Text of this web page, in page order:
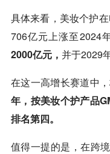
具体来看，美妆个护
706亿元上涨至2024
2000亿元， 并于2029
在这一高增长赛道中
年，按美妆个护产品
排名第四。
值得一提的是，在跨